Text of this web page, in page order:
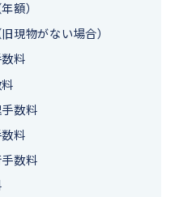
額）
現物がない場合）
料
数料
料
数料